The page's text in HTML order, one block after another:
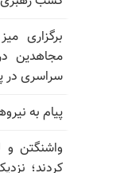
برگزاری
مجاهدین
سراسری در
پیام به نیروهای
واشنگتن و
کردند؛